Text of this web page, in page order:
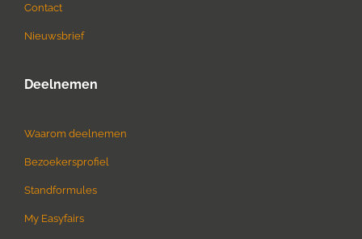
Contact
Nieuwsbrief
Deelnemen
Waarom deelnemen
Bezoekersprofiel
Standformules
My Easyfairs